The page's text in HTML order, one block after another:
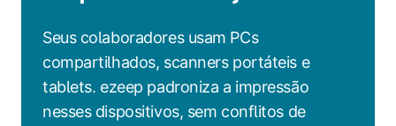
Seus colaboradores usam PCs
compartilhados, scanners portáteis e
tablets. ezeep padroniza a impressão
nesses dispositivos, sem conflitos de